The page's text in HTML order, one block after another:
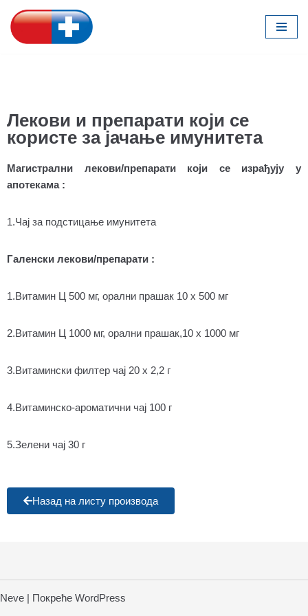
Скочи
Лекови и препарати који се
користе за јачање имунитета
Магистрални лекови/препарати који се израђују у
апотекама :
1.Чај за подстицање имунитета
Галенски лекови/препарати :
1.Витамин Ц 500 мг, орални прашак 10 x 500 мг
2.Витамин Ц 1000 мг, орални прашак,10 x 1000 мг
3.Витамински филтер чај 20 x 2,2 г
4.Витаминско-ароматични чај 100 г
5.Зелени чај 30 г
Назад на листу производа
Neve | Покреће WordPress